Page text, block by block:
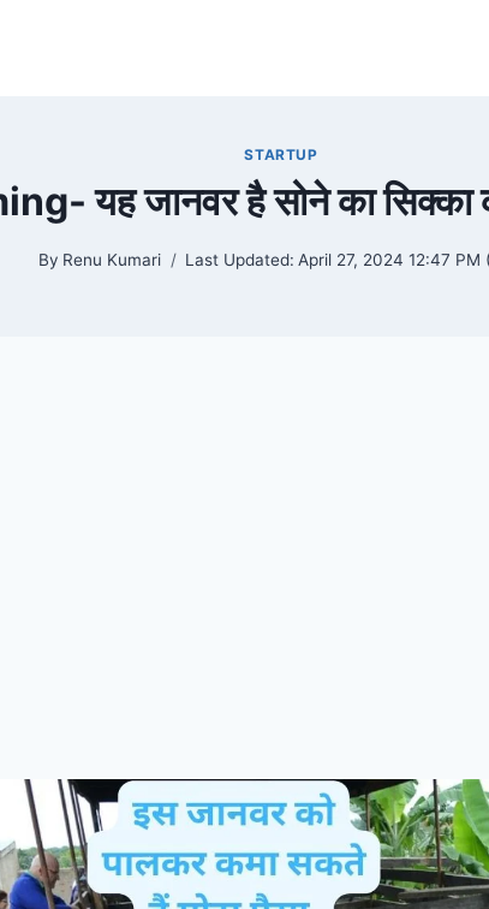
STARTUP
यह जानवर है सोने का सिक्का
By Renu Kumari Last Updated: April 27, 2024 12:47 PM